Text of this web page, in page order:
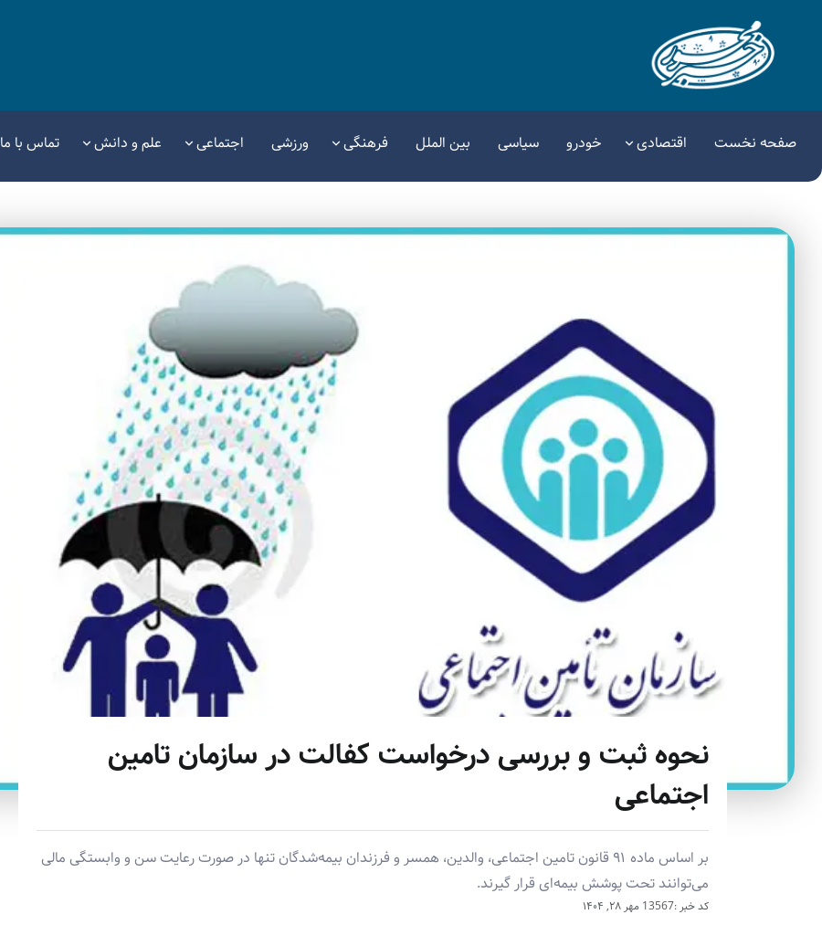
صفحه نخست اقتصادی خودرو سیاسی بین الملل فرهنگی ورزشی اجتماعی علم و دانش تماس با ما
نحوه ثبت و بررسی درخواست کفالت در سازمان تامین
اجتماعی
بر اساس ماده ۹۱ قانون تامین اجتماعی، والدین، همسر و فرزندان بیمه‌شدگان تنها در صورت رعایت سن و وابستگی مالی
می‌توانند تحت پوشش بیمه‌ای قرار گیرند.
کد خبر :13567 مهر ۲۸, ۱۴۰۴